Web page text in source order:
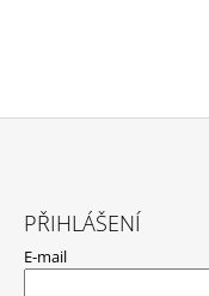
PŘIHLÁŠENÍ
E-mail